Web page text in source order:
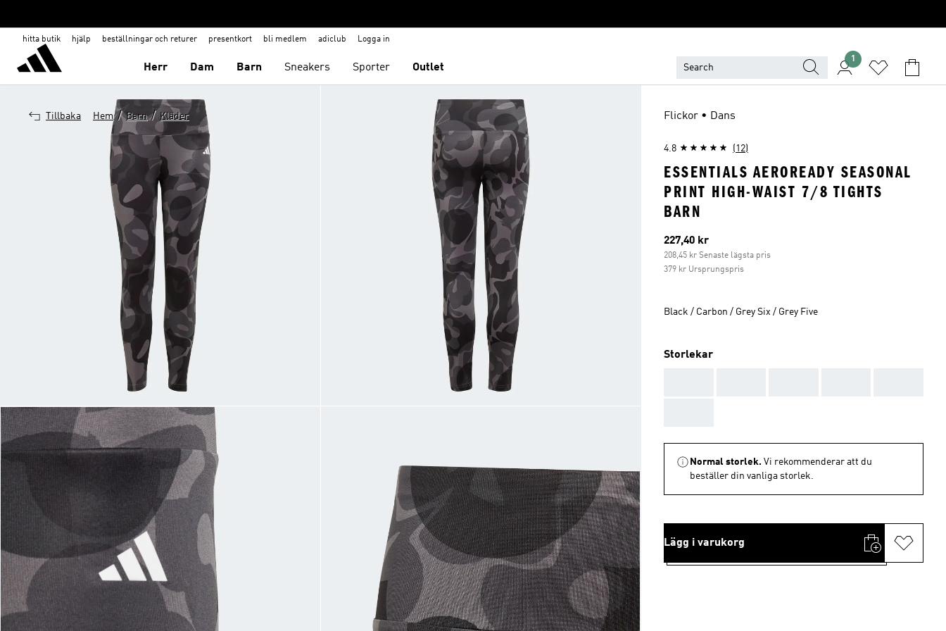
hitta butik hjälp beställningar och returer presentkort bli medlem adiclub Logga in
Herr Dam Barn Sneakers Sporter Outlet
1
Tillbaka Hem / Barn / Kläder Flickor • Dans
4.8 (12)
ESSENTIALS AEROREADY SEASONAL
PRINT HIGH-WAIST 7/8 TIGHTS
BARN
Aktuellt pris
227,40 kr
208,45 kr Senaste lägsta pris
379 kr Ursprungspris
Black / Carbon / Grey Six / Grey Five
Storlekar
Normal storlek. Vi rekommenderar att du
beställer din vanliga storlek.
Lägg i varukorg